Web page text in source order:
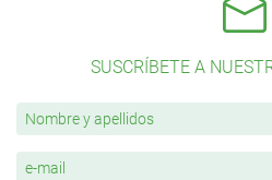
SUSCRÍBETE A